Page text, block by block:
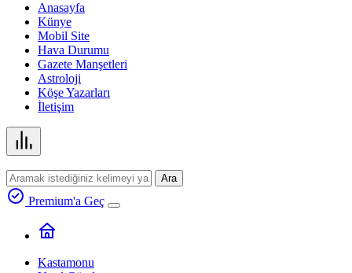
Anasayfa
Künye
Mobil Site
Hava Durumu
Gazete Manşetleri
Astroloji
Köşe Yazarları
İletişim
Ara
Premium'a Geç
Kastamonu